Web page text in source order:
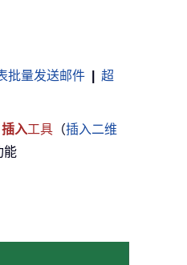
批量发送邮件
超
插入工具 （插入二维